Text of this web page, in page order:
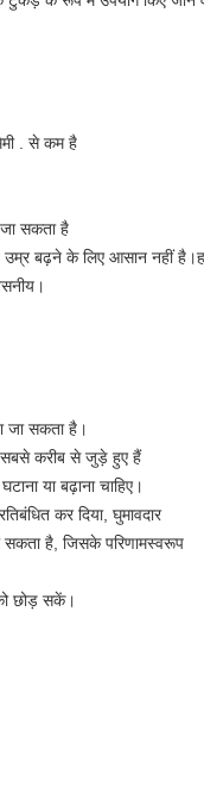
. से कम है
सकता है
बढ़ने के लिए आसान नहीं
जा सकता है।
सबसे करीब से जुड़े हुए हैं
या बढ़ाना चाहिए।
कर दिया, घुमावदार
है, जिसके परिणामस्वरूप
छोड़ सकें।